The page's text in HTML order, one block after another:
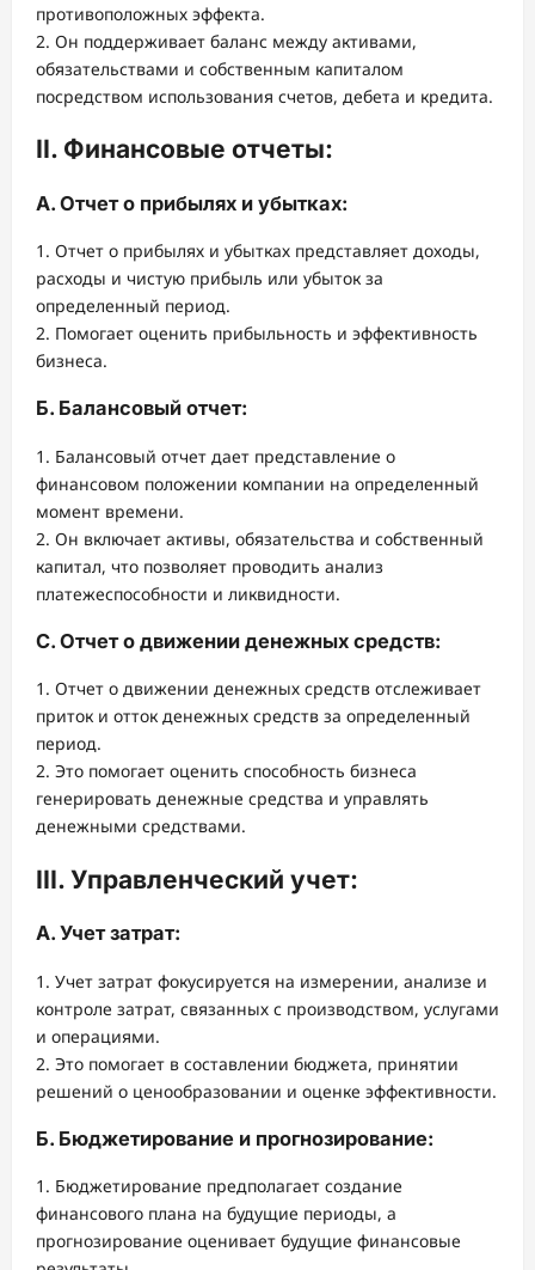
противоположных эффекта.
2. Он поддерживает баланс между активами,
обязательствами и собственным капиталом
посредством использования счетов, дебета и кредита.
II. Финансовые отчеты:
А. Отчет о прибылях и убытках:
1. Отчет о прибылях и убытках представляет доходы,
расходы и чистую прибыль или убыток за
определенный период.
2. Помогает оценить прибыльность и эффективность
бизнеса.
Б. Балансовый отчет:
1. Балансовый отчет дает представление о
финансовом положении компании на определенный
момент времени.
2. Он включает активы, обязательства и собственный
капитал, что позволяет проводить анализ
платежеспособности и ликвидности.
C. Отчет о движении денежных средств:
1. Отчет о движении денежных средств отслеживает
приток и отток денежных средств за определенный
период.
2. Это помогает оценить способность бизнеса
генерировать денежные средства и управлять
денежными средствами.
III. Управленческий учет:
А. Учет затрат:
1. Учет затрат фокусируется на измерении, анализе и
контроле затрат, связанных с производством, услугами
и операциями.
2. Это помогает в составлении бюджета, принятии
решений о ценообразовании и оценке эффективности.
Б. Бюджетирование и прогнозирование:
1. Бюджетирование предполагает создание
финансового плана на будущие периоды, а
прогнозирование оценивает будущие финансовые